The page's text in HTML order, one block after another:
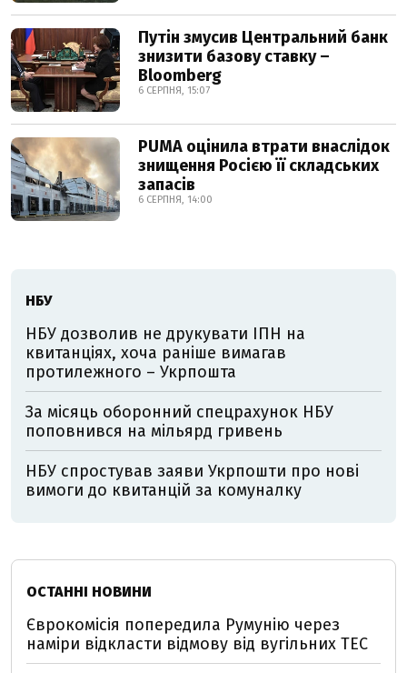
Путін змусив Центральний банк
знизити базову ставку –
Bloomberg
6 СЕРПНЯ, 15:07
PUMA оцінила втрати внаслідок
знищення Росією її складських
запасів
6 СЕРПНЯ, 14:00
НБУ
НБУ дозволив не друкувати ІПН на
квитанціях, хоча раніше вимагав
протилежного – Укрпошта
За місяць оборонний спецрахунок НБУ
поповнився на мільярд гривень
НБУ спростував заяви Укрпошти про нові
вимоги до квитанцій за комуналку
ОСТАННІ НОВИНИ
Єврокомісія попередила Румунію через
наміри відкласти відмову від вугільних ТЕС